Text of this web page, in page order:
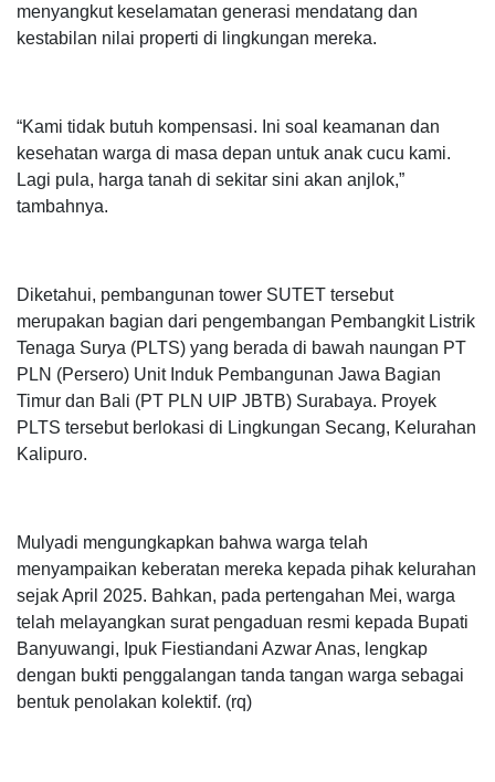
menyangkut keselamatan generasi mendatang dan
kestabilan nilai properti di lingkungan mereka.
“Kami tidak butuh kompensasi. Ini soal keamanan dan
kesehatan warga di masa depan untuk anak cucu kami.
Lagi pula, harga tanah di sekitar sini akan anjlok,”
tambahnya.
Diketahui, pembangunan tower SUTET tersebut
merupakan bagian dari pengembangan Pembangkit Listrik
Tenaga Surya (PLTS) yang berada di bawah naungan PT
PLN (Persero) Unit Induk Pembangunan Jawa Bagian
Timur dan Bali (PT PLN UIP JBTB) Surabaya. Proyek
PLTS tersebut berlokasi di Lingkungan Secang, Kelurahan
Kalipuro.
Mulyadi mengungkapkan bahwa warga telah
menyampaikan keberatan mereka kepada pihak kelurahan
sejak April 2025. Bahkan, pada pertengahan Mei, warga
telah melayangkan surat pengaduan resmi kepada Bupati
Banyuwangi, Ipuk Fiestiandani Azwar Anas, lengkap
dengan bukti penggalangan tanda tangan warga sebagai
bentuk penolakan kolektif. (rq)